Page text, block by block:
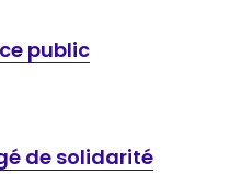
public
de solidarité